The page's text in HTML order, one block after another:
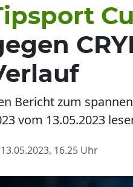
Bericht zum
vom 13.05.2023
13.05.2023, 16.25 Uhr